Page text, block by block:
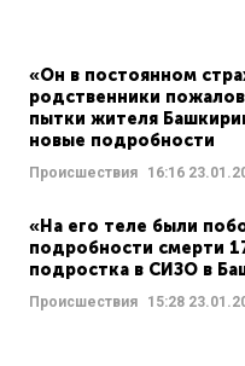
«Он в постоянном
родственники
пытки жителя
новые подробности
Происшествия 16:16
«На его теле были
подробности смерти
подростка в СИЗО в
Происшествия 15:28